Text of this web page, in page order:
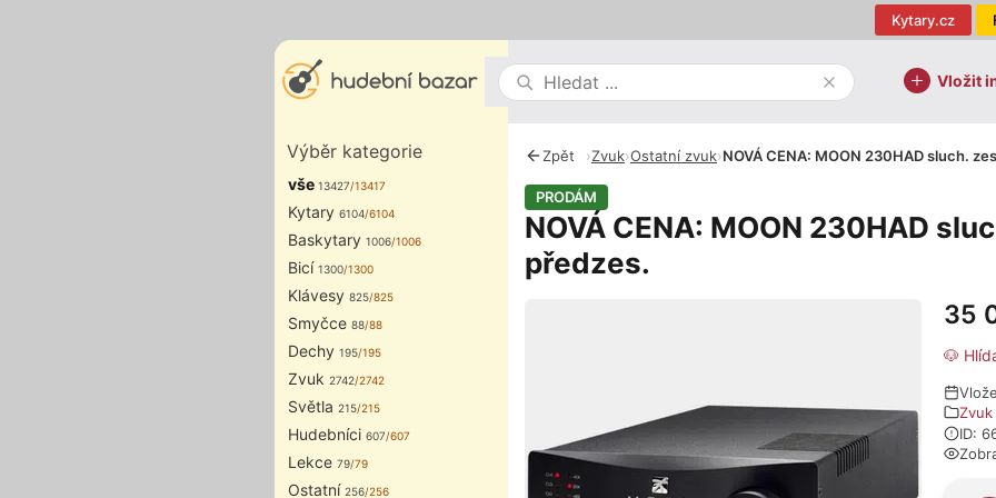
Kytary.cz
Vložit
Výběr kategorie
vše 13427/13417
Kytary 6104/6104
Baskytary 1006/1006
Bicí 1300/1300
Klávesy 825/825
Smyčce 88/88
Dechy 195/195
Zvuk 2742/2742
Světla 215/215
Hudebníci 607/607
Lekce 79/79
Ostatní 256/256
Zpět ›Zvuk›Ostatní zvuk›NOVÁ CENA: MOON 230HAD sluch.
PRODÁM
NOVÁ CENA: MOON 230HAD
předzes.
35
🐶
Zvuk
ID:
O